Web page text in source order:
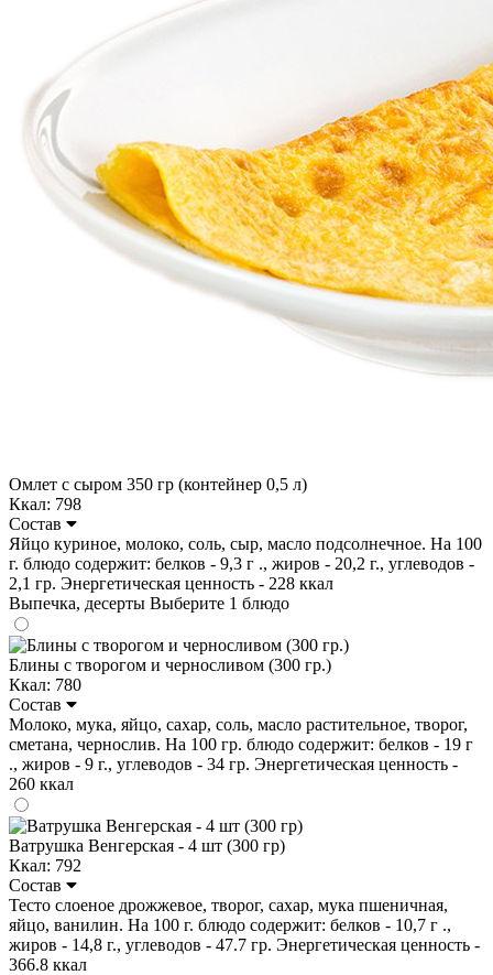
Омлет с сыром 350 гр (контейнер 0,5 л)
Ккал: 798
Состав
Яйцо куриное, молоко, соль, сыр, масло подсолнечное. На 100
г. блюдо содержит: белков - 9,3 г ., жиров - 20,2 г., углеводов -
2,1 гр. Энергетическая ценность - 228 ккал
Выпечка, десерты Выберите 1 блюдо
Блины с творогом и черносливом (300 гр.)
Ккал: 780
Состав
Молоко, мука, яйцо, сахар, соль, масло растительное, творог,
сметана, чернослив. На 100 гр. блюдо содержит: белков - 19 г
., жиров - 9 г., углеводов - 34 гр. Энергетическая ценность -
260 ккал
Ватрушка Венгерская - 4 шт (300 гр)
Ккал: 792
Состав
Тесто слоеное дрожжевое, творог, сахар, мука пшеничная,
яйцо, ванилин. На 100 г. блюдо содержит: белков - 10,7 г .,
жиров - 14,8 г., углеводов - 47.7 гр. Энергетическая ценность -
366.8 ккал